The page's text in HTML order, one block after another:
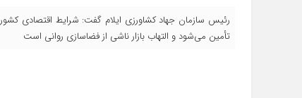
رئیس سازمان جهاد کشاورزی ایلام گفت: شرایط اقتصادی
تأمین می‌شود و التهاب بازار ناشی از فضاسازی روانی است